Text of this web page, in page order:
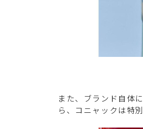
また、ブランド自体
ら、コニャックは特